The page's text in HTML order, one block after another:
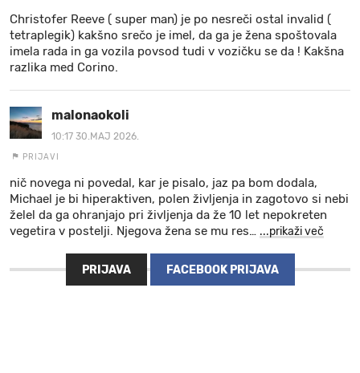
Christofer Reeve ( super man) je po nesreči ostal invalid (
tetraplegik) kakšno srečo je imel, da ga je žena spoštovala
imela rada in ga vozila povsod tudi v vozičku se da ! Kakšna
razlika med Corino.
malonaokoli
10:17 30.MAJ 2026.
PRIJAVI
nič novega ni povedal, kar je pisalo, jaz pa bom dodala,
Michael je bi hiperaktiven, polen življenja in zagotovo si nebi
želel da ga ohranjajo pri življenja da že 10 let nepokreten
vegetira v postelji. Njegova žena se mu res… ...prikaži več
PRIJAVA FACEBOOK PRIJAVA